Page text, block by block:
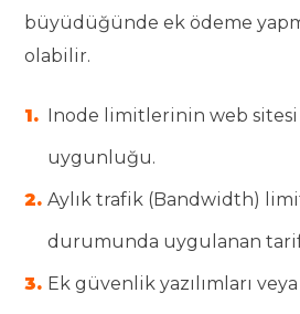
büyüdüğünde ek ödeme
olabilir.
Inode limitlerinin web
uygunluğu.
Aylık trafik (Bandwidth)
durumunda uygulanan
Ek güvenlik yazılımları